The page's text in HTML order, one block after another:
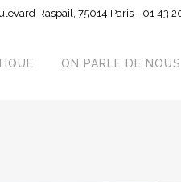
Raspail, 75014 Paris - 01 43
ON PARLE DE NOUS